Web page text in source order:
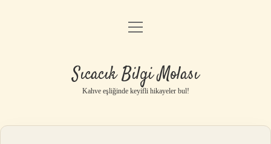
Anasayfa
Yasal Uyarı
menüyü
Sıcacık Bilgi Molası
Kahve eşliğinde keyifli hikayeler bul!